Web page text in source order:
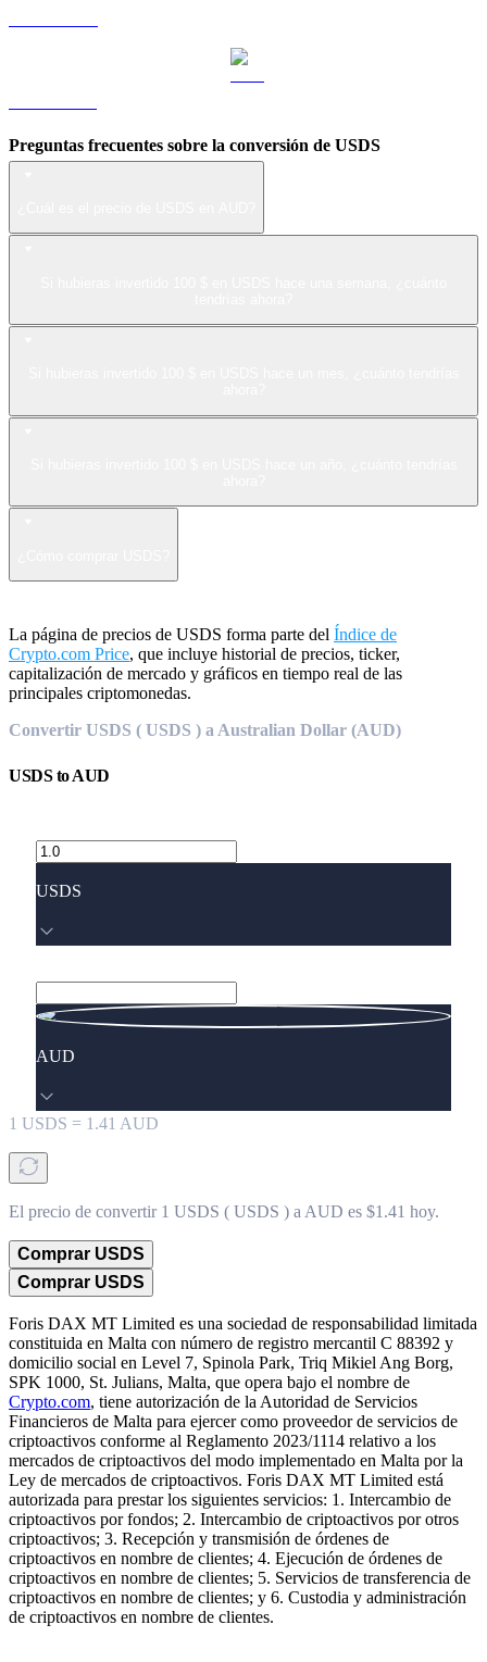
Preguntas frecuentes sobre la conversión de USDS
La página de precios de USDS forma parte del Índice de
Crypto.com Price, que incluye historial de precios, ticker,
capitalización de mercado y gráficos en tiempo real de las
principales criptomonedas.
Convertir USDS ( USDS ) a Australian Dollar (AUD)
USDStoAUD
USDS
AUD
1 USDS = 1.41 AUD
El precio de convertir 1 USDS ( USDS ) a AUD es $1.41 hoy.
Comprar USDS
Comprar USDS
Foris DAX MT Limited es una sociedad de responsabilidad limitada
constituida en Malta con número de registro mercantil C 88392 y
domicilio social en Level 7, Spinola Park, Triq Mikiel Ang Borg,
SPK 1000, St. Julians, Malta, que opera bajo el nombre de
Crypto.com, tiene autorización de la Autoridad de Servicios
Financieros de Malta para ejercer como proveedor de servicios de
criptoactivos conforme al Reglamento 2023/1114 relativo a los
mercados de criptoactivos del modo implementado en Malta por la
Ley de mercados de criptoactivos. Foris DAX MT Limited está
autorizada para prestar los siguientes servicios: 1. Intercambio de
criptoactivos por fondos; 2. Intercambio de criptoactivos por otros
criptoactivos; 3. Recepción y transmisión de órdenes de
criptoactivos en nombre de clientes; 4. Ejecución de órdenes de
criptoactivos en nombre de clientes; 5. Servicios de transferencia de
criptoactivos en nombre de clientes; y 6. Custodia y administración
de criptoactivos en nombre de clientes.